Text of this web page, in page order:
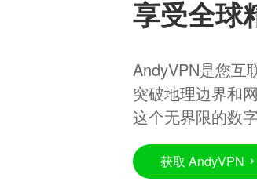
享受全球
AndyVPN是您互
突破地理边界和
这个无界限的数
获取 AndyVPN